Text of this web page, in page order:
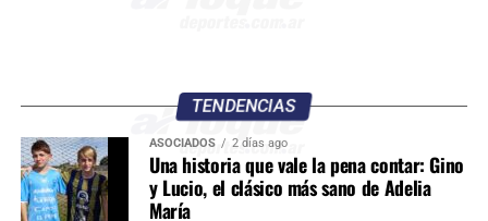
TENDENCIAS
ASOCIADOS 2 días ago
Una historia que vale la pena contar: Gino
y Lucio, el clásico más sano de Adelia
María